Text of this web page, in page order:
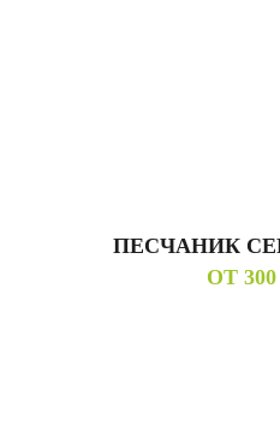
ПЕСЧАНИК
ОТ